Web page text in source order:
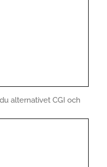
alternativet CGI och